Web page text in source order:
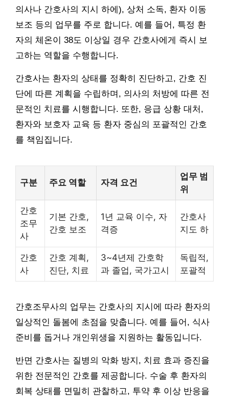
의사나 간호사의 지시 하에), 상처 소독, 환자 이동
보조 등의 업무를 주로 합니다. 예를 들어, 특정 환
자의 체온이 38도 이상일 경우 간호사에게 즉시 보
고하는 역할을 수행합니다.
간호사는 환자의 상태를 정확히 진단하고, 간호 진
단에 따른 계획을 수립하며, 의사의 처방에 따른 전
문적인 치료를 시행합니다. 또한, 응급 상황 대처,
환자와 보호자 교육 등 환자 중심의 포괄적인 간호
를 책임집니다.
구분 주요 역할 자격 요건
업무 범
위
간호
조무
사
기본 간호,
간호 보조
1년 교육 이수, 자
격증
간호사
지도 하
간호
사
간호 계획,
진단, 치료
3~4년제 간호학
과 졸업, 국가고시
독립적,
포괄적
간호조무사의 업무는 간호사의 지시에 따라 환자의
일상적인 돌봄에 초점을 맞춥니다. 예를 들어, 식사
준비를 돕거나 개인위생을 지원하는 활동입니다.
반면 간호사는 질병의 악화 방지, 치료 효과 증진을
위한 전문적인 간호를 제공합니다. 수술 후 환자의
회복 상태를 면밀히 관찰하고, 투약 후 이상 반응을